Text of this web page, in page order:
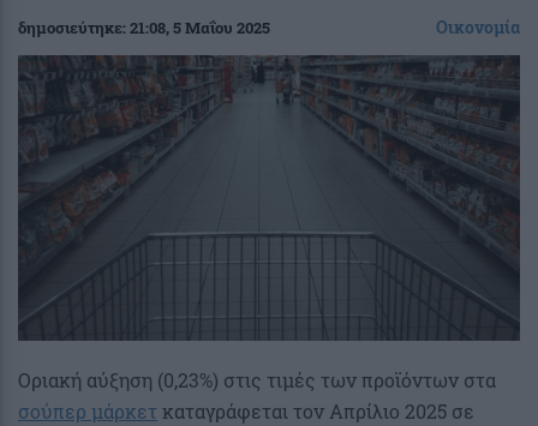
δημοσιεύτηκε:21:08, 5 Μαΐου 2025 Οικονομία
Οριακή αύξηση (0,23%) στις τιμές των προϊόντων στα
σούπερ μάρκετ καταγράφεται τον Απρίλιο 2025 σε